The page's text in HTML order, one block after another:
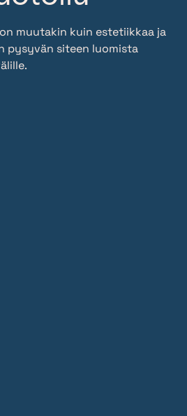
muutakin kuin estetiikkaa ja
pysyvän siteen luomista